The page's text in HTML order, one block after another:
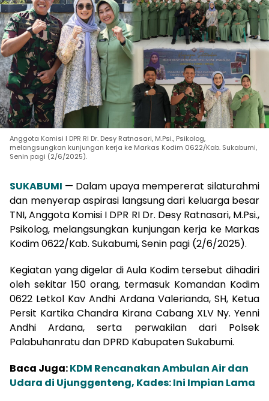
Anggota Komisi I DPR RI Dr. Desy Ratnasari, M.Psi., Psikolog,
melangsungkan kunjungan kerja ke Markas Kodim 0622/Kab. Sukabumi,
Senin pagi (2/6/2025).
SUKABUMI — Dalam upaya mempererat silaturahmi
dan menyerap aspirasi langsung dari keluarga besar
TNI, Anggota Komisi I DPR RI Dr. Desy Ratnasari, M.Psi.,
Psikolog, melangsungkan kunjungan kerja ke Markas
Kodim 0622/Kab. Sukabumi, Senin pagi (2/6/2025).
Kegiatan yang digelar di Aula Kodim tersebut dihadiri
oleh sekitar 150 orang, termasuk Komandan Kodim
0622 Letkol Kav Andhi Ardana Valerianda, SH, Ketua
Persit Kartika Chandra Kirana Cabang XLV Ny. Yenni
Andhi Ardana, serta perwakilan dari Polsek
Palabuhanratu dan DPRD Kabupaten Sukabumi.
Baca Juga:KDM Rencanakan Ambulan Air dan
Udara di Ujunggenteng, Kades: Ini Impian Lama